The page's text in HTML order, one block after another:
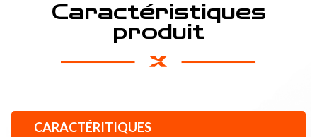
Caractéristiques
produit
CARACTÉRITIQUES